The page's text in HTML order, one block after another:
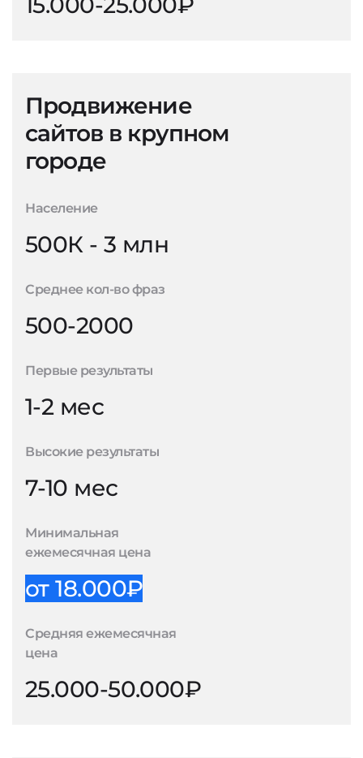
Продвижение
сайтов в крупном
городе
Население
500К - 3 млн
Среднее кол-во фраз
500-2000
Первые результаты
1-2 мес
Высокие результаты
7-10 мес
Минимальная
ежемесячная цена
от 18.000₽
Средняя ежемесячная
цена
25.000-50.000₽